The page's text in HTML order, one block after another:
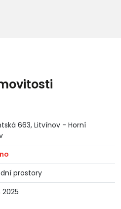
663, Litvínov - Horní
prostory